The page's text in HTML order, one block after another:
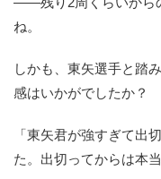
ね。
しかも、東矢選手と踏
感はいかがでしたか？
「東矢君が強すぎて出
た。出切ってからは本